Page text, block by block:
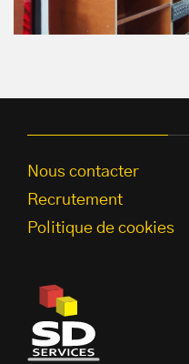
Nous contacter
Recrutement
Politique de cookies